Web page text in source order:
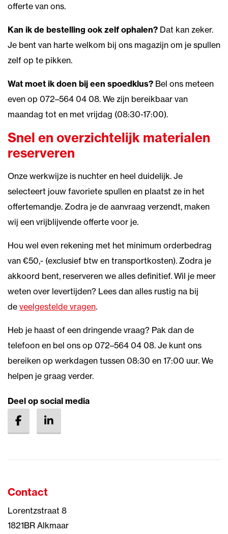
offerte van ons.
Kan ik de bestelling ook zelf ophalen? Dat kan zeker.
Je bent van harte welkom bij ons magazijn om je spullen
zelf op te pikken.
Wat moet ik doen bij een spoedklus? Bel ons meteen
even op 072–564 04 08. We zijn bereikbaar van
maandag tot en met vrijdag (08:30-17:00).
Snel en overzichtelijk materialen
reserveren
Onze werkwijze is nuchter en heel duidelijk. Je
selecteert jouw favoriete spullen en plaatst ze in het
offertemandje. Zodra je de aanvraag verzendt, maken
wij een vrijblijvende offerte voor je.
Hou wel even rekening met het minimum orderbedrag
van €50,- (exclusief btw en transportkosten). Zodra je
akkoord bent, reserveren we alles definitief. Wil je meer
weten over levertijden? Lees dan alles rustig na bij
de veelgestelde vragen.
Heb je haast of een dringende vraag? Pak dan de
telefoon en bel ons op 072–564 04 08. Je kunt ons
bereiken op werkdagen tussen 08:30 en 17:00 uur. We
helpen je graag verder.
Deel op social media
Contact
Lorentzstraat 8
1821BR Alkmaar